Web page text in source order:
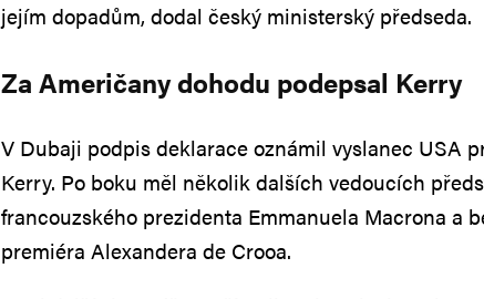
jejím dopadům, dodal český ministerský předseda.
Za Američany dohodu podepsal Kerry
V Dubaji podpis deklarace oznámil vyslanec USA
Kerry. Po boku měl několik dalších vedoucích
francouzského prezidenta Emmanuela Macrona a
premiéra Alexandera de Crooa.